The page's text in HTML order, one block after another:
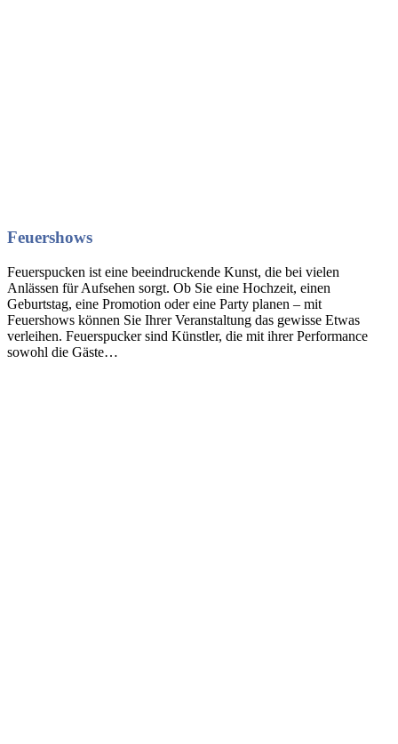
Feuershows
Feuerspucken ist eine beeindruckende Kunst, die bei vielen
Anlässen für Aufsehen sorgt. Ob Sie eine Hochzeit, einen
Geburtstag, eine Promotion oder eine Party planen – mit
Feuershows können Sie Ihrer Veranstaltung das gewisse Etwas
verleihen. Feuerspucker sind Künstler, die mit ihrer Performance
sowohl die Gäste…